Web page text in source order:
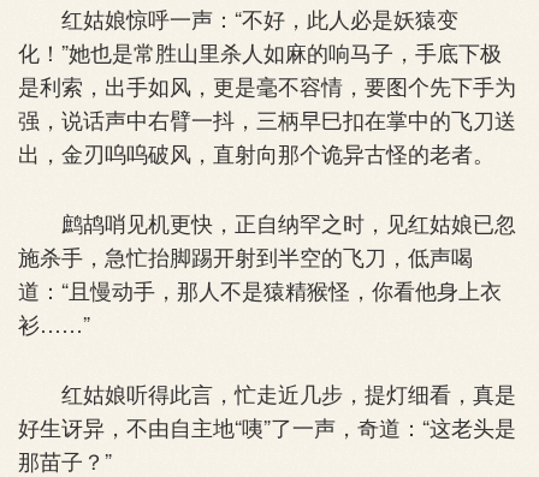
红姑娘惊呼一声：“不好，此人必是妖猿变
化！”她也是常胜山里杀人如麻的响马子，手底下极
是利索，出手如风，更是毫不容情，要图个先下手为
强，说话声中右臂一抖，三柄早巳扣在掌中的飞刀送
出，金刃呜呜破风，直射向那个诡异古怪的老者。
鹧鸪哨见机更快，正自纳罕之时，见红姑娘已忽
施杀手，急忙抬脚踢开射到半空的飞刀，低声喝
道：“且慢动手，那人不是猿精猴怪，你看他身上衣
衫……”
红姑娘听得此言，忙走近几步，提灯细看，真是
好生讶异，不由自主地“咦”了一声，奇道：“这老头是
那苗子？”